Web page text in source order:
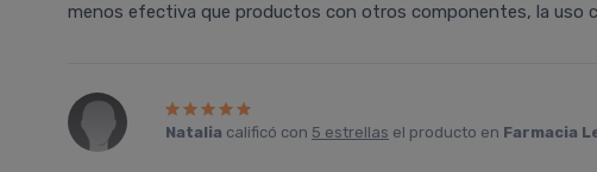
menos efectiva que productos con otros componentes, la uso
Natalia calificó con 5 estrellas el producto en Farmacia